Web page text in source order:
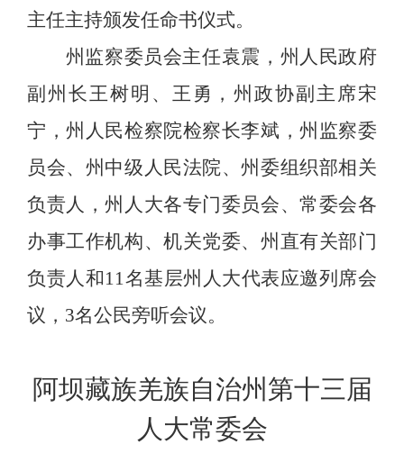
主任主持颁发任命书仪式。
州监察委员会主任袁震，州人民政府
副州长王树明、王勇，州政协副主席宋
宁，州人民检察院检察长李斌，州监察委
员会、州中级人民法院、州委组织部相关
负责人，州人大各专门委员会、常委会各
办事工作机构、机关党委、州直有关部门
负责人和11名基层州人大代表应邀列席会
议， 3名公民旁听会议。
阿坝藏族羌族自治州 第十三届
人大常委会